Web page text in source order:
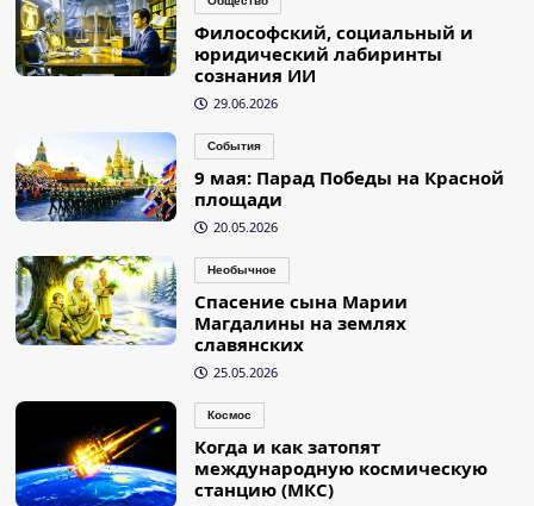
Философский, социальный и
юридический лабиринты
сознания ИИ
29.06.2026
События
9 мая: Парад Победы на Красной
площади
20.05.2026
Необычное
Спасение сына Марии
Магдалины на землях
славянских
25.05.2026
Космос
Когда и как затопят
международную космическую
станцию (МКС)